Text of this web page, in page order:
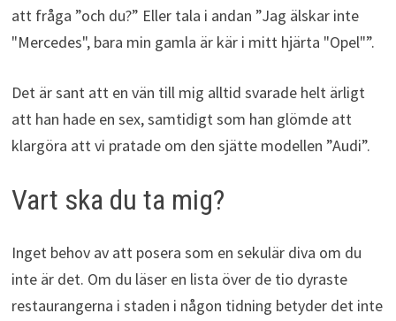
att fråga ”och du?” Eller tala i andan ”Jag älskar inte
"Mercedes", bara min gamla är kär i mitt hjärta "Opel"”.
Det är sant att en vän till mig alltid svarade helt ärligt
att han hade en sex, samtidigt som han glömde att
klargöra att vi pratade om den sjätte modellen ”Audi”.
Vart ska du ta mig?
Inget behov av att posera som en sekulär diva om du
inte är det. Om du läser en lista över de tio dyraste
restaurangerna i staden i någon tidning betyder det inte